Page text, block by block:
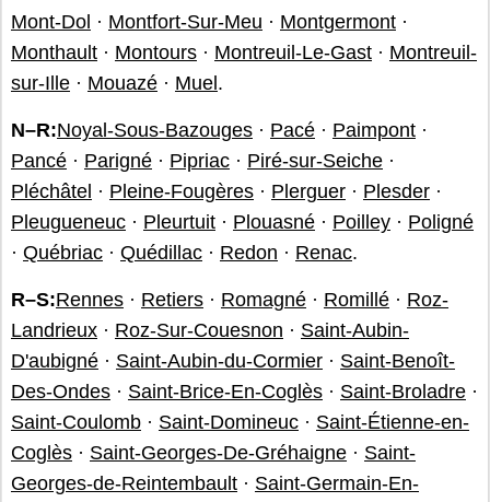
Mont-Dol · Montfort-Sur-Meu · Montgermont ·
Monthault · Montours · Montreuil-Le-Gast · Montreuil-
sur-Ille · Mouazé · Muel .
N–R:Noyal-Sous-Bazouges · Pacé · Paimpont ·
Pancé · Parigné · Pipriac · Piré-sur-Seiche ·
Pléchâtel · Pleine-Fougères · Plerguer · Plesder ·
Pleugueneuc · Pleurtuit · Plouasné · Poilley · Poligné
· Québriac · Quédillac · Redon · Renac.
R–S:Rennes · Retiers · Romagné · Romillé · Roz-
Landrieux · Roz-Sur-Couesnon · Saint-Aubin-
D'aubigné · Saint-Aubin-du-Cormier · Saint-Benoît-
Des-Ondes · Saint-Brice-En-Coglès · Saint-Broladre ·
Saint-Coulomb · Saint-Domineuc · Saint-Étienne-en-
Coglès · Saint-Georges-De-Gréhaigne · Saint-
Georges-de-Reintembault · Saint-Germain-En-